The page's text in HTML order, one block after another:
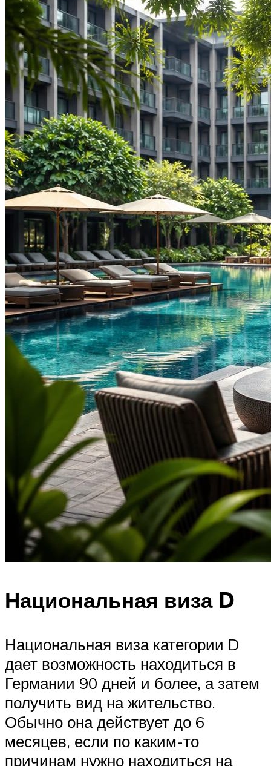
Национальная виза D
Национальная виза категории D
дает возможность находиться в
Германии 90 дней и более, а затем
получить вид на жительство.
Обычно она действует до 6
месяцев, если по каким-то
причинам нужно находиться на